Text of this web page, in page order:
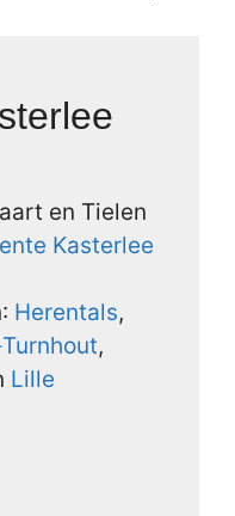
en Tielen
Kasterlee
: Herentals,
,
Lille